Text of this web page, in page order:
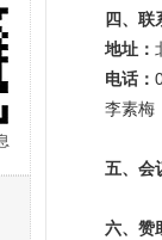
四、 联
地址：
电话：
李素梅
五、会
六、赞